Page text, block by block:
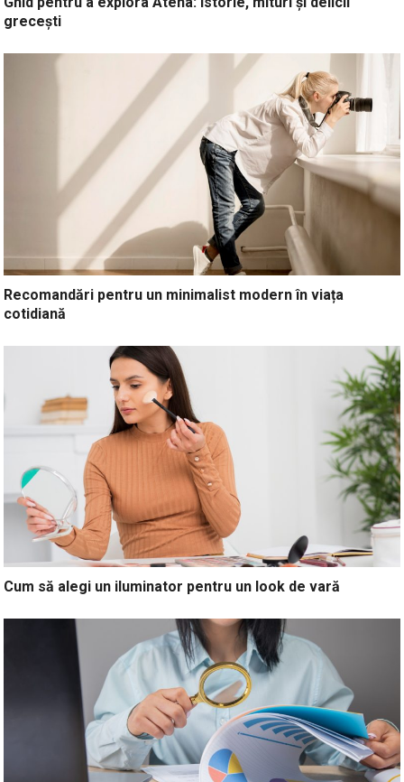
grecești
Recomandări pentru un minimalist modern în viața
cotidiană
Cum să alegi un iluminator pentru un look de vară